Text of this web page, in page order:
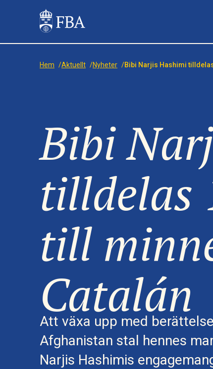
Hem /Aktuellt /Nyheter /Bibi Narjis Hashimi
Bibi
tilldelas
till
Catalán
Att växa upp med
Afghanistan stal hennes
Narjis Hashimis